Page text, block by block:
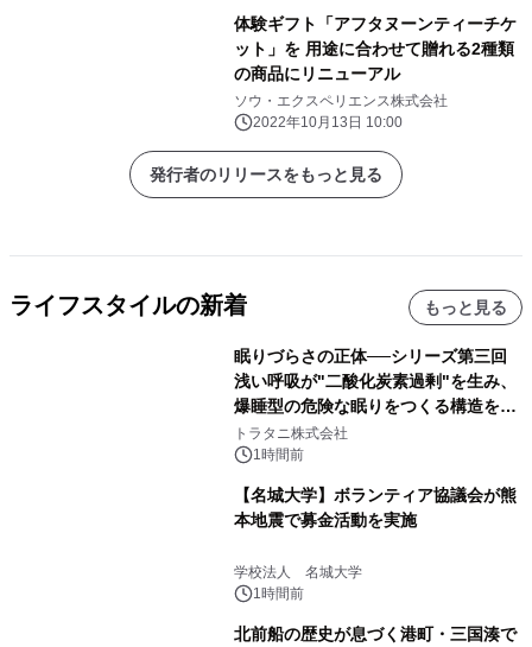
体験ギフト「アフタヌーンティーチケ
ット」を 用途に合わせて贈れる2種類
の商品にリニューアル
ソウ・エクスペリエンス株式会社
2022年10月13日 10:00
発行者のリリースをもっと見る
ライフスタイルの新着 もっと見る
眠りづらさの正体──シリーズ第三回
浅い呼吸が"二酸化炭素過剰"を生み、
爆睡型の危険な眠りをつくる構造を解
説
トラタニ株式会社
1時間前
【名城大学】ボランティア協議会が熊
本地震で募金活動を実施
学校法人 名城大学
1時間前
北前船の歴史が息づく港町・三国湊で